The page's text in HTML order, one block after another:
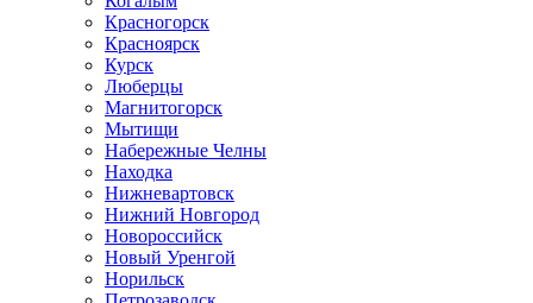
Красногорск
Красноярск
Курск
Люберцы
Магнитогорск
Мытищи
Набережные Челны
Находка
Нижневартовск
Нижний Новгород
Новороссийск
Новый Уренгой
Норильск